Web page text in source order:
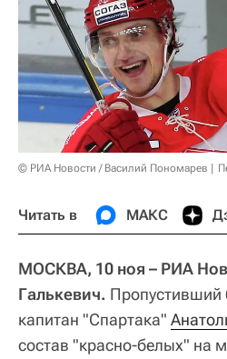
© РИА Новости / Василий Пономарев
Читать в МАКС
МОСКВА, 10 ноя – РИА
Галькевич. Пропустивший
капитан "Спартака"
состав "красно-белых" на